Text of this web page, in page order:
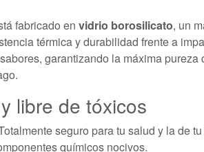
fabricado en vidrio borosilicato, un
térmica y durabilidad frente a
garantizando la máxima pureza
libre de tóxicos
seguro para tu salud y la de
químicos nocivos.